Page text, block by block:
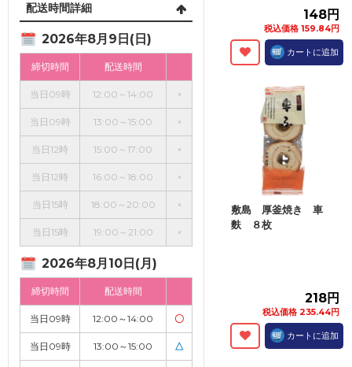
配送時間詳細
2026年8月9日(日)
締切時間 配送時間
当日09時 12:00～14:00 ×
当日09時 13:00～15:00 ×
当日12時 15:00～17:00 ×
当日12時 16:00～18:00 ×
当日15時 18:00～20:00 ×
当日15時 19:00～21:00 ×
2026年8月10日(月)
締切時間 配送時間
当日09時 12:00～14:00 〇
当日09時 13:00～15:00 △
148円
税込価格 159.84円
カートに追加
敷島 厚釜焼き 車
麩 ８枚
218円
税込価格 235.44円
カートに追加